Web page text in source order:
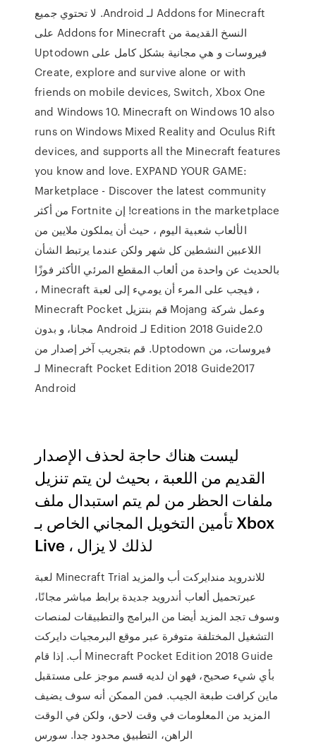
Addons for Minecraft لـ Android. لا تحتوي جميع
النسخ القديمة من Addons for Minecraft على
فيروسات و هي مجانية بشكل كامل على Uptodown
Create, explore and survive alone or with
friends on mobile devices, Switch, Xbox One
and Windows 10. Minecraft on Windows 10 also
runs on Windows Mixed Reality and Oculus Rift
devices, and supports all the Minecraft features
you know and love. EXPAND YOUR GAME:
Marketplace - Discover the latest community
creations in the marketplace! إن Fortnite من أكثر
الألعاب شعبية اليوم ، حيث أن يملكون ملايين من
اللاعبين النشطين كل شهر ولكن عندما يرتبط الشأن
بالحديث عن واحدة من ألعاب المقطع المرئي الأكثر فوزًا
، فيجب على المرء أن يوميء إلى لعبة Minecraft ،
وعمل شركة Mojang ‫قم بنتزيل Minecraft Pocket
Edition 2018 Guide2.0 لـ Android مجانا، و بدون
فيروسات، من Uptodown. قم بتجريب آخر إصدار من
Minecraft Pocket Edition 2018 Guide2017 لـ
Android
ليست هناك حاجة لحذف الإصدار
القديم من اللعبة ، بحيث لن يتم تنزيل
ملفات الحظر من لم يتم استبدال ملف
تأمين التخويل المجاني الخاص بـ Xbox
لعبة Minecraft Trial للاندرويد مندايركت أب والمزيد
عبرتحميل ألعاب أندرويد جديدة برابط مباشر مجانًا،
وسوف تجد المزيد أيضا من البرامج والتطبيقات لمنصات
التشغيل المختلفة متوفرة عبر موقع البرمجيات دايركت
أب. إذا قام Minecraft Pocket Edition 2018 Guide
بأي شيء صحيح، فهو ان لديه قسم موجز على مستقبل
ماين كرافت طبعة الجيب. فمن الممكن أنه سوف يضيف
المزيد من المعلومات في وقت لاحق، ولكن في الوقت
الراهن، التطبيق محدود جدا. سورس